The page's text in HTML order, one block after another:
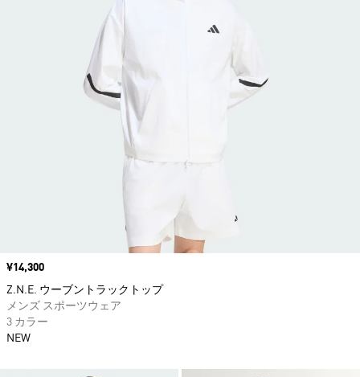
価格
¥14,300
Z.N.E. ウーブントラックトップ
メンズ スポーツウェア
3 カラー
NEW